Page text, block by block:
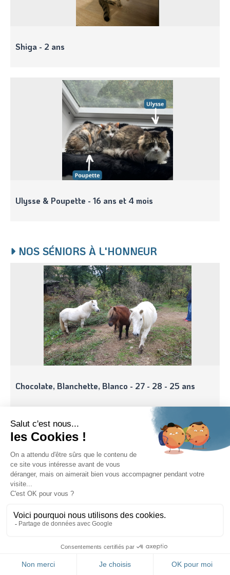
Shiga - 2 ans
Ulysse & Poupette - 16 ans et 4 mois
NOS SÉNIORS À L'HONNEUR
Chocolate, Blanchette, Blanco - 27 - 28 - 25 ans